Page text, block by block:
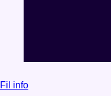
Fil info